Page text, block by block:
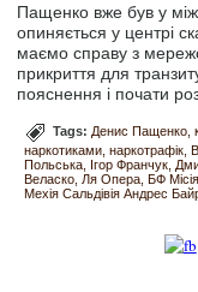
Пащенко вже був у
опиняється у центрі
маємо справу з
прикриття для
пояснення і почати
Tags: Денис Пащенко
наркотиками наркотрафік
Польська Ігор Франчук
Веласко Ля Опера БФ
Мехія Сальдівія Андрес